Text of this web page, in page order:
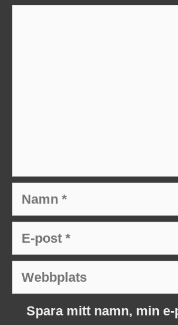
Namn
E-
post
Webbplats
Spara mitt namn, min